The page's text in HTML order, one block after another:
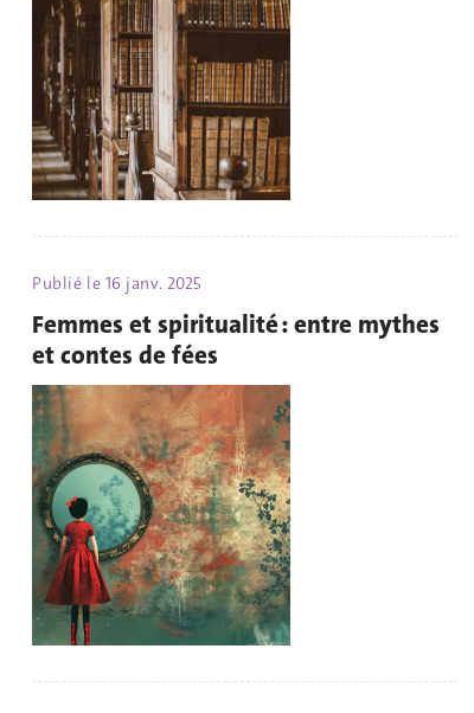
Publié le 16 janv. 2025
Femmes et spiritualité : entre mythes
et contes de fées